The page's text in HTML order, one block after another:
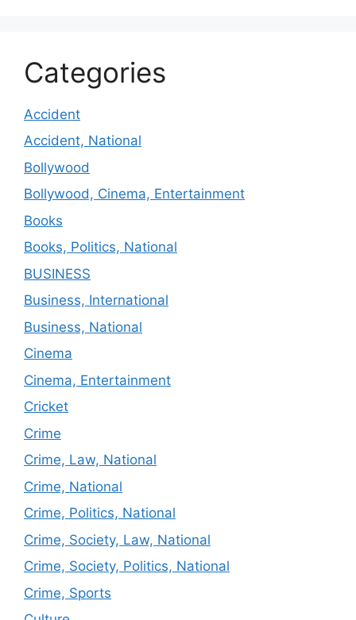
Categories
Accident
Accident, National
Bollywood
Bollywood, Cinema, Entertainment
Books
Books, Politics, National
BUSINESS
Business, International
Business, National
Cinema
Cinema, Entertainment
Cricket
Crime
Crime, Law, National
Crime, National
Crime, Politics, National
Crime, Society, Law, National
Crime, Society, Politics, National
Crime, Sports